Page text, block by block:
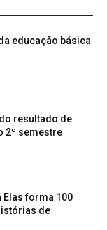
educação básica
resultado de
2º semestre
Elas forma 100
de